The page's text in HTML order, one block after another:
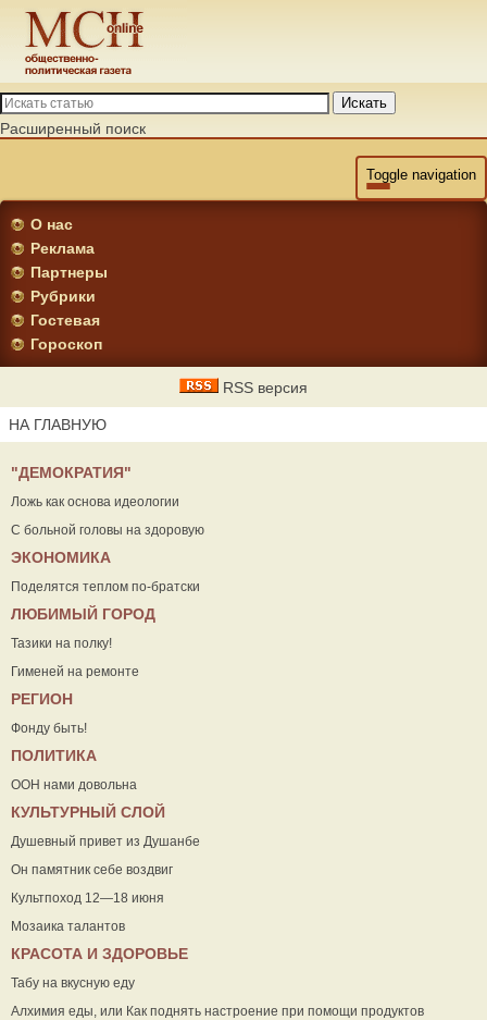
Искать
Расширенный поиск
Toggle navigation
О нас
Реклама
Партнеры
Рубрики
Гостевая
Гороскоп
RSS версия
НА ГЛАВНУЮ
"ДЕМОКРАТИЯ"
Ложь как основа идеологии
С больной головы на здоровую
ЭКОНОМИКА
Поделятся теплом по-братски
ЛЮБИМЫЙ ГОРОД
Тазики на полку!
Гименей на ремонте
РЕГИОН
Фонду быть!
ПОЛИТИКА
ООН нами довольна
КУЛЬТУРНЫЙ СЛОЙ
Душевный привет из Душанбе
Он памятник себе воздвиг
Культпоход 12—18 июня
Мозаика талантов
КРАСОТА И ЗДОРОВЬЕ
Табу на вкусную еду
Алхимия еды, или Как поднять настроение при помощи продуктов